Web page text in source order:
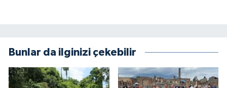
Bunlar da ilginizi çekebilir